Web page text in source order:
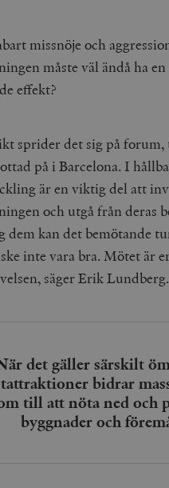
missnöje och
måste väl ändå ha en
effekt?
sprider det sig på
på i Barcelona. I
är en viktig del att
och utgå från deras
dem kan det bemötande
inte vara bra. Mötet är
säger Erik Lundberg.
det gäller särskilt
bidrar
till att nöta ned och
byggnader och